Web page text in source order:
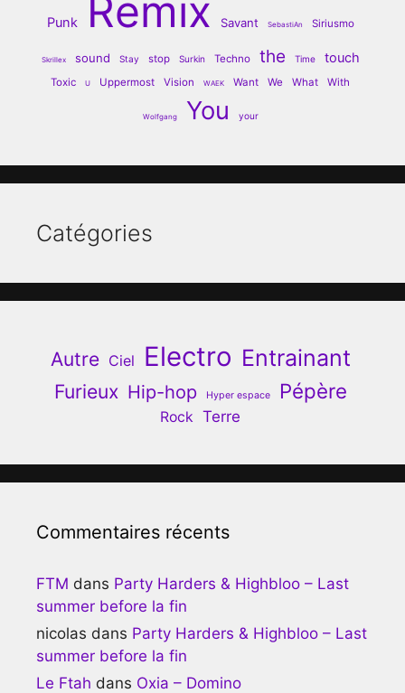
Punk Remix Savant SebastiAn Siriusmo
Skrillex sound Stay stop Surkin Techno the Time touch
Toxic U Uppermost Vision WAEK Want We What With
Wolfgang You your
Catégories
Autre Ciel Electro Entrainant
Furieux Hip-hop Hyper espace Pépère
Rock Terre
Commentaires récents
FTM dans Party Harders & Highbloo – Last
summer before la fin
nicolas dans Party Harders & Highbloo – Last
summer before la fin
Le Ftah dans Oxia – Domino